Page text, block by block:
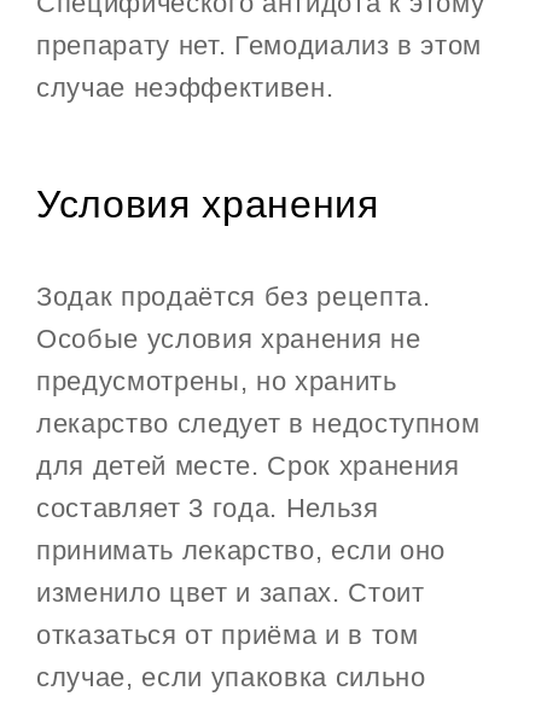
препарату нет. Гемодиализ в этом
случае неэффективен.
Условия хранения
Зодак продаётся без рецепта.
Особые условия хранения не
предусмотрены, но хранить
лекарство следует в недоступном
для детей месте. Срок хранения
составляет 3 года. Нельзя
принимать лекарство, если оно
изменило цвет и запах. Стоит
отказаться от приёма и в том
случае, если упаковка сильно